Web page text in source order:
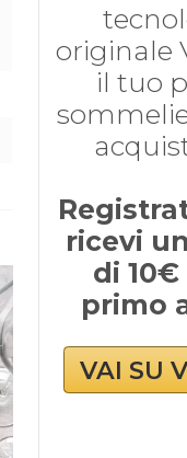
originale
il tuo
ricevi
di
primo
VAI SU